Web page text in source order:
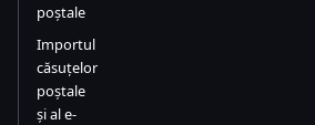
poștale
Importul
căsuțelor
poștale
și al e-